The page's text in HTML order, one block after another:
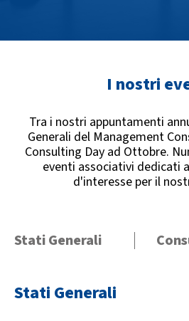
I nostri
Tra i nostri appuntamenti
Generali del Management
Consulting Day ad Ottobre.
eventi associativi dedicati
d'interesse per il
Stati Generali
Stati Generali